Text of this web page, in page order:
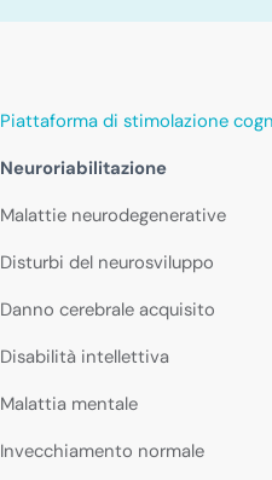
Piattaforma di stimolazione
Neuroriabilitazione
Malattie neurodegenerative
Disturbi del neurosviluppo
Danno cerebrale acquisito
Disabilità intellettiva
Malattia mentale
Invecchiamento normale